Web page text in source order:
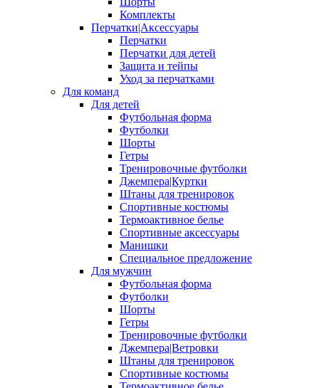
Комплекты
Перчатки|Аксессуары
Перчатки
Перчатки для детей
Защита и тейпы
Уход за перчатками
Для команд
Для детей
Футбольная форма
Футболки
Шорты
Гетры
Тренировочные футболки
Джемпера|Куртки
Штаны для тренировок
Спортивные костюмы
Термоактивное белье
Спортивные аксессуары
Манишки
Специальное предложение
Для мужчин
Футбольная форма
Футболки
Шорты
Гетры
Тренировочные футболки
Джемпера|Ветровки
Штаны для тренировок
Спортивные костюмы